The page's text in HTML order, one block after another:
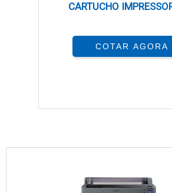
CARTUCHO
COTAR AGORA